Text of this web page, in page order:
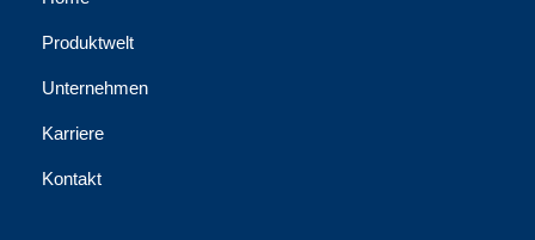
Produktwelt
Unternehmen
Karriere
Kontakt